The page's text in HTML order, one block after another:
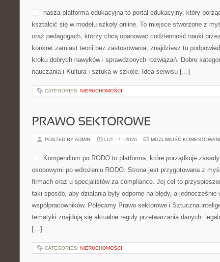
nasza platforma edukacyjna to portal edukacyjny, który
kształcić się w modelu szkoły online. To miejsce stworzone z
oraz pedagogach, którzy chcą opanować codzienność nauki
konkret zamiast teorii bez zastosowania, znajdziesz tu
kroku dobrych nawyków i sprawdzonych rozwiązań. Dobre
nauczania i Kultura i sztuka w szkole. Idea serwisu […]
CATEGORIES: NIERUCHOMOŚCI
PRAWO SEKTOROWE
POSTED BY ADMIN LUT - 7 - 2026 MOŻLIWOŚĆ
Kompendium po RODO to platforma, które porządkuje
osobowymi po wdrożeniu RODO. Strona jest przygotowana z
firmach oraz u specjalistów za compliance. Jej cel to
taki sposób, aby działania były odporne na błędy, a jednocześnie
współpracowników. Polecamy Prawo sektorowe i Sztuczna
tematyki znajdują się aktualne reguły przetwarzania danych:
[…]
CATEGORIES: NIERUCHOMOŚCI